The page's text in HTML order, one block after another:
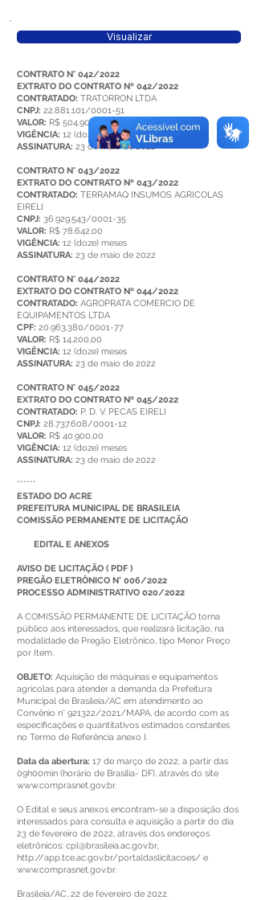
Visualizar
CONTRATO N° 042/2022
EXTRATO DO CONTRATO Nº 042/2022
CONTRATADO: TRATORRON LTDA
CNPJ: 22.881.101/0001-51
VALOR: R$ 504.900,00
VIGÊNCIA: 12 (doze) meses
ASSINATURA: 23 de maio de 2022
CONTRATO N° 043/2022
EXTRATO DO CONTRATO Nº 043/2022
CONTRATADO: TERRAMAQ INSUMOS AGRICOLAS
EIRELI
CNPJ: 36.929.543/0001-35
VALOR: R$ 78.642,00
VIGÊNCIA: 12 (doze) meses
ASSINATURA: 23 de maio de 2022
CONTRATO N° 044/2022
EXTRATO DO CONTRATO Nº 044/2022
CONTRATADO: AGROPRATA COMERCIO DE
EQUIPAMENTOS LTDA
CPF: 20.963.380/0001-77
VALOR: R$ 14.200,00
VIGÊNCIA: 12 (doze) meses
ASSINATURA: 23 de maio de 2022
CONTRATO N° 045/2022
EXTRATO DO CONTRATO Nº 045/2022
CONTRATADO: P. D. V. PECAS EIRELI
CNPJ: 28.737.608/0001-12
VALOR: R$ 40.900,00
VIGÊNCIA: 12 (doze) meses
ASSINATURA: 23 de maio de 2022
******
ESTADO DO ACRE
PREFEITURA MUNICIPAL DE BRASILEIA
COMISSÃO PERMANENTE DE LICITAÇÃO
EDITAL E ANEXOS
AVISO DE LICITAÇÃO ( PDF )
PREGÃO ELETRÔNICO N° 006/2022
PROCESSO ADMINISTRATIVO 020/2022
A COMISSÃO PERMANENTE DE LICITAÇÃO torna
público aos interessados, que realizará licitação, na
modalidade de Pregão Eletrônico, tipo Menor Preço
por Item.
OBJETO: Aquisição de máquinas e equipamentos
agrícolas para atender a demanda da Prefeitura
Municipal de Brasileia/AC em atendimento ao
Convênio n° 921322/2021/MAPA, de acordo com as
especificações e quantitativos estimados constantes
no Termo de Referência anexo I.
Data da abertura: 17 de março de 2022, a partir das
09h00min (horário de Brasília- DF), através do site
www.comprasnet.gov.br.
O Edital e seus anexos encontram-se a disposição dos
interessados para consulta e aquisição a partir do dia
23 de fevereiro de 2022, através dos endereços
eletrônicos: cpl@brasileia.ac.gov.br,
http://app.tce.ac.gov.br/portaldaslicitacoes/ e
www.comprasnet.gov.br.
Brasileia/AC, 22 de fevereiro de 2022.